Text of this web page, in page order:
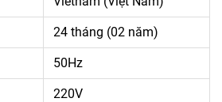
24 tháng (02 năm)
50Hz
220V